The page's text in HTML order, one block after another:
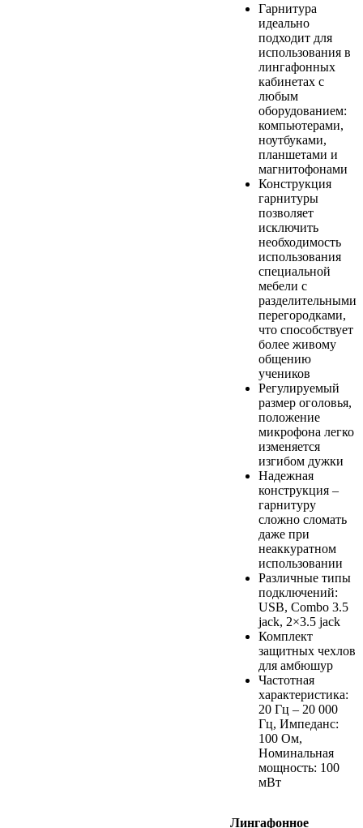
Гарнитура
идеально
подходит для
использования в
лингафонных
кабинетах с
любым
оборудованием:
компьютерами,
ноутбуками,
планшетами и
магнитофонами
Конструкция
гарнитуры
позволяет
исключить
необходимость
использования
специальной
мебели с
разделительными
перегородками,
что способствует
более живому
общению
учеников
Регулируемый
размер оголовья,
положение
микрофона легко
изменяется
изгибом дужки
Надежная
конструкция –
гарнитуру
сложно сломать
даже при
неаккуратном
использовании
Различные типы
подключений:
USB, Combo 3.5
jack, 2×3.5 jack
Комплект
защитных чехлов
для амбюшур
Частотная
характеристика:
20 Гц – 20 000
Гц, Импеданс:
100 Ом,
Номинальная
мощность: 100
мВт
Лингафонное